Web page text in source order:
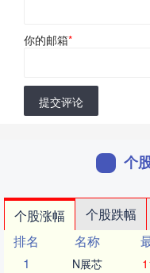
你的邮箱*
提交评论
个
个股涨幅 个股跌幅
排名
名称
1
N展芯